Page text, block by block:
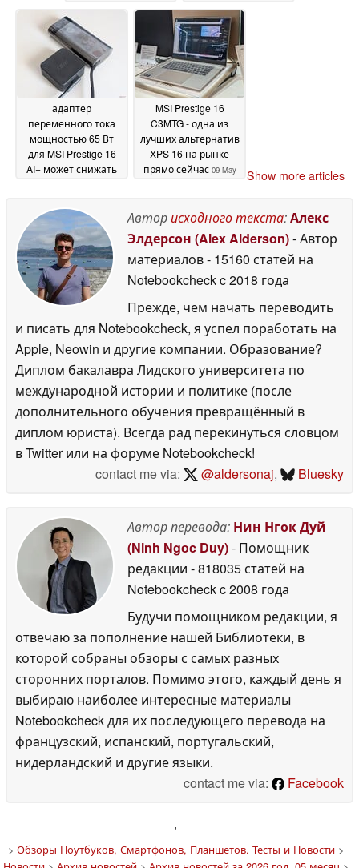
2026
адаптер
переменного тока
мощностью 65 Вт
для MSI Prestige 16
AI+ может снижать
MSI Prestige 16
C3MTG - одна из
лучших альтернатив
XPS 16 на рынке
прямо сейчас 09 May
Show more articles
Авторисходного текста:Алекс
Элдерсон (Alex Alderson)- Автор
материалов- 15160 статей на
Notebookcheckc 2018 года
Прежде, чем начать переводить
и писать для Notebookcheck, я успел поработать на
Apple, Neowin и другие компании. Образование?
Диплом бакалавра Лидского университета по
международной истории и политике (после
дополнительного обучения превращённый в
диплом юриста). Всегда рад перекинуться словцом
в Twitter или на форуме Notebookcheck!
contact me via:
@aldersonaj, Bluesky
Автор перевода: Нин Нгок Дуй
(Ninh Ngoc Duy)- Помощник
редакции - 818035 статей на
Notebookcheckc 2008 года
Будучи помощником редакции, я
отвечаю за пополнение нашей Библиотеки, в
которой собраны обзоры с самых разных
сторонних порталов. Помимо этого, каждый день я
выбираю наиболее интересные материалы
Notebookcheck для их последующего перевода на
французский, испанский, португальский,
нидерландский и другие языки.
contact me via:
Facebook
'
> Обзоры Ноутбуков, Смартфонов, Планшетов. Тесты и Новости>